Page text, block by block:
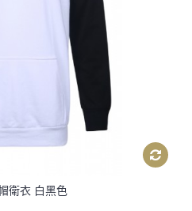
衛衣 白黑色